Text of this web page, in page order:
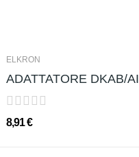
ELKRON
ADATTATORE DKAB/AI
8,91 €